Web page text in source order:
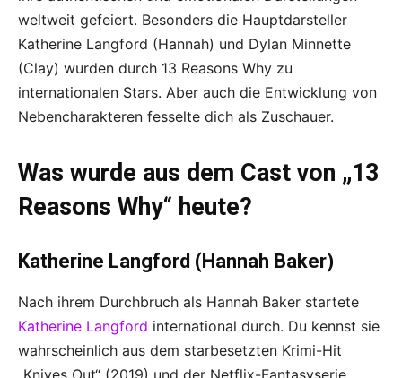
weltweit gefeiert. Besonders die Hauptdarsteller
Katherine Langford (Hannah) und Dylan Minnette
(Clay) wurden durch 13 Reasons Why zu
internationalen Stars. Aber auch die Entwicklung von
Nebencharakteren fesselte dich als Zuschauer.
Was wurde aus dem Cast von „13
Reasons Why“ heute?
Katherine Langford (Hannah Baker)
Nach ihrem Durchbruch als Hannah Baker startete
Katherine Langford international durch. Du kennst sie
wahrscheinlich aus dem starbesetzten Krimi-Hit
„Knives Out“ (2019) und der Netflix-Fantasyserie